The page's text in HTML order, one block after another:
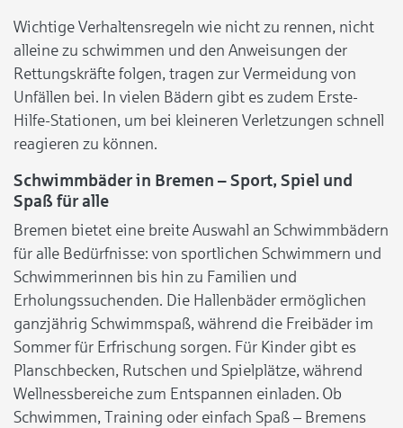
Wichtige Verhaltensregeln wie nicht zu rennen, nicht
alleine zu schwimmen und den Anweisungen der
Rettungskräfte folgen, tragen zur Vermeidung von
Unfällen bei. In vielen Bädern gibt es zudem Erste-
Hilfe-Stationen, um bei kleineren Verletzungen schnell
reagieren zu können.
Schwimmbäder in Bremen – Sport, Spiel und
Spaß für alle
Bremen bietet eine breite Auswahl an Schwimmbädern
für alle Bedürfnisse: von sportlichen Schwimmern und
Schwimmerinnen bis hin zu Familien und
Erholungssuchenden. Die Hallenbäder ermöglichen
ganzjährig Schwimmspaß, während die Freibäder im
Sommer für Erfrischung sorgen. Für Kinder gibt es
Planschbecken, Rutschen und Spielplätze, während
Wellnessbereiche zum Entspannen einladen. Ob
Schwimmen, Training oder einfach Spaß – Bremens